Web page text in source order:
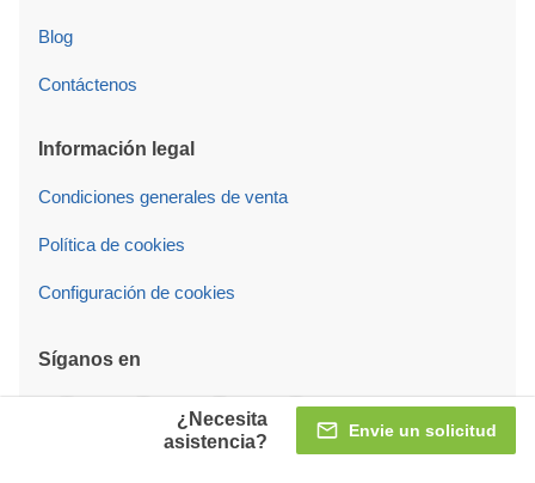
Envie un solicitud
¿Necesita
asistencia?
Blog
Contáctenos
Información legal
Condiciones generales de venta
Política de cookies
Configuración de cookies
Síganos en